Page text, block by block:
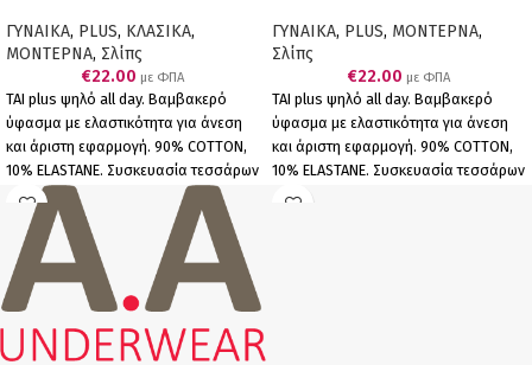
ΓΥΝΑΙΚΑ, PLUS, ΚΛΑΣΙΚΑ,
ΜΟΝΤΕΡΝΑ, Σλίπς
€22.00 με ΦΠΑ
ΤΑΙ plus ψηλό all day. Βαμβακερό
ύφασμα με ελαστικότητα για άνεση
και άριστη εφαρμογή. 90% COTTON,
10% ELASTANΕ. Συσκευασία τεσσάρων
τεμαχίων (4 λευκά).
ΓΥΝΑΙΚΑ, PLUS, ΜΟΝΤΕΡΝΑ,
Σλίπς
€22.00 με ΦΠΑ
ΤΑΙ plus ψηλό all day. Βαμβακερό
ύφασμα με ελαστικότητα για άνεση
και άριστη εφαρμογή. 90% COTTON,
10% ELASTANΕ. Συσκευασία τεσσάρων
τεμαχίων (4 μαύρα).